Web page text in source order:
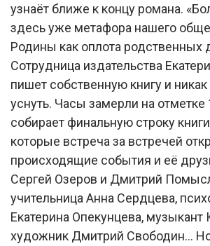
узнаёт ближе к концу романа.
здесь уже метафора нашего
Родины как оплота родственных
Сотрудница издательства
пишет собственную книгу и
уснуть. Часы замерли на отметке
собирает финальную строку
которые встреча за встречей
происходящие события и её
Сергей Озеров и Дмитрий
учительница Анна Сердцева,
Екатерина Опекунцева,
художник Дмитрий Свободин…